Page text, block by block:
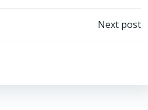
Next post